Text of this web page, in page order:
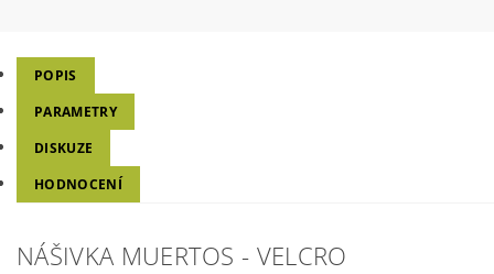
POPIS
PARAMETRY
DISKUZE
HODNOCENÍ
NÁŠIVKA MUERTOS - VELCRO